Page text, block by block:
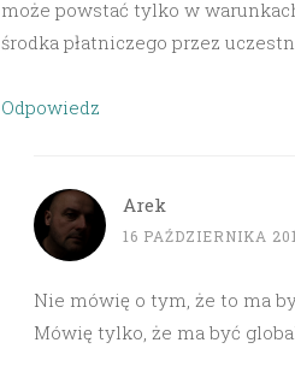
może powstać tylko w
środka płatniczego przez
Odpowiedz
Arek
16 PAŹDZIERNIKA
Nie mówię o tym, że to ma
Mówię tylko, że ma być